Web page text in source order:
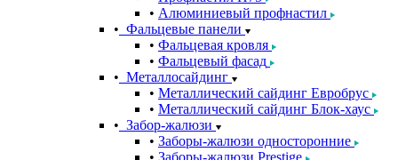
Алюминиевый профнастил
Фальцевые панели
Фальцевая кровля
Фальцевый фасад
Металлосайдинг
Металлический сайдинг Евробрус
Металлический сайдинг Блок-хаус
Забор-жалюзи
Заборы-жалюзи односторонние
Заборы-жалюзи Prestige